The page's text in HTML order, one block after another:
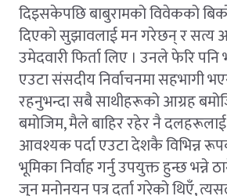
दिइसकेपछि बाबुरामको विवेकको
दिएको सुझावलाई मन गरेछन् र सत्य
उमेदवारी फिर्ता लिए । उनले फेरि
एउटा संसदीय निर्वाचनमा सहभागी
रहनुभन्दा सबै साथीहरूको आग्रह
बमोजिम, मैले बाहिर रहेर नै
आवश्यक पर्दा एउटा देशकै विभिन्न
भूमिका निर्वाह गर्नु उपयुक्त हुन्छ
जुन मनोनयन पत्र दर्ता गरेको थिएँ,